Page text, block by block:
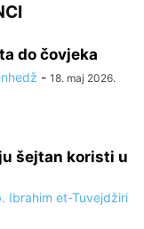
do čovjeka
- 18. maj 2026.
šejtan koristi u
Ibrahim et-Tuvejdžiri